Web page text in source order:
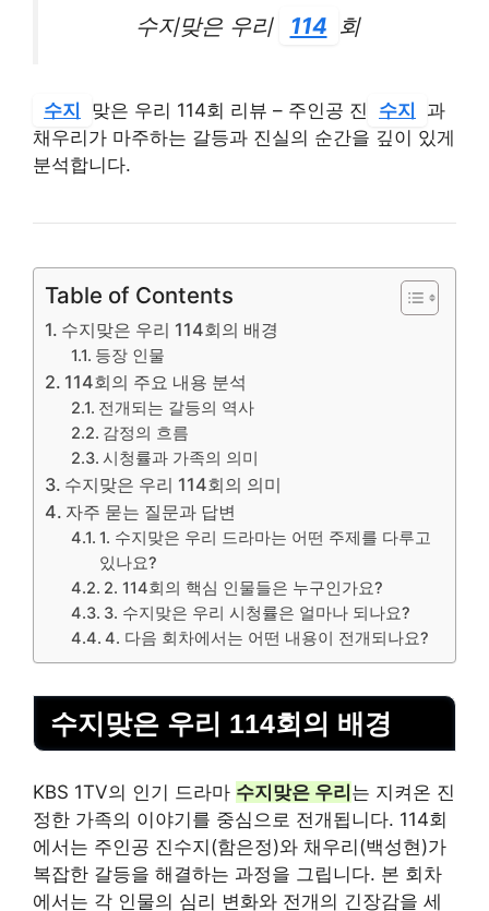
수지맞은 우리 114 회
수지 맞은 우리 114회 리뷰 – 주인공 진 수지
과
채우리가 마주하는 갈등과 진실의 순간을 깊이 있게
분석합니다.
Table of Contents
수지맞은 우리 114회의 배경
등장 인물
114회의 주요 내용 분석
전개되는 갈등의 역사
감정의 흐름
시청률과 가족의 의미
수지맞은 우리 114회의 의미
자주 묻는 질문과 답변
1. 수지맞은 우리 드라마는 어떤 주제를 다루고
있나요?
2. 114회의 핵심 인물들은 누구인가요?
3. 수지맞은 우리 시청률은 얼마나 되나요?
4. 다음 회차에서는 어떤 내용이 전개되나요?
수지맞은 우리 114회의 배경
KBS 1TV의 인기 드라마 수지맞은 우리 는 지켜온 진
정한 가족의 이야기를 중심으로 전개됩니다. 114회
에서는 주인공 진수지(함은정)와 채우리(백성현)가
복잡한 갈등을 해결하는 과정을 그립니다. 본 회차
에서는 각 인물의 심리 변화와 전개의 긴장감을 세